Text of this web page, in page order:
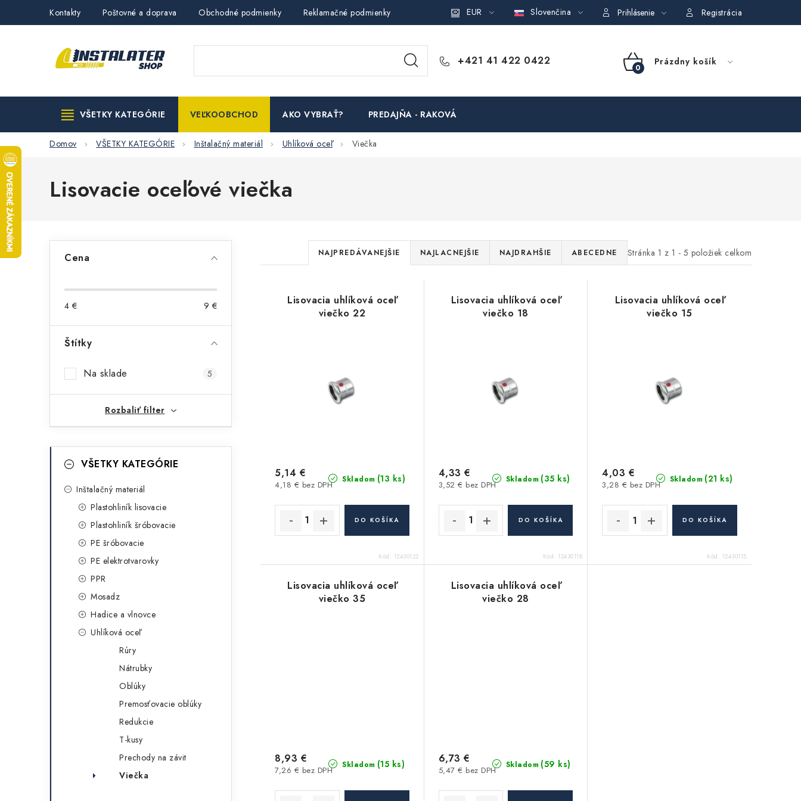
Kontakty Poštovné a doprava Obchodné podmienky Reklamačné podmienky Podmienky ochrany osobných údajov Obchodné podmienky požičovne náradia
EUR Slovenčina Prihlásenie Registrácia
+421 41 422 0422
NÁKUPNÝ
Prázdny košík
VŠETKY KATEGÓRIE VEĽKOOBCHOD AKO VYBRAŤ? PREDAJŇA - RAKOVÁ
Domov VŠETKY KATEGÓRIE Inštalačný materiál Uhlíková oceľ Viečka
Lisovacie oceľové viečka
n
a
e
l
Cena
4 € 9 €
Štítky
Na sklade 5
Rozbaliť filter
kategórieVŠETKY KATEGÓRIE
Inštalačný materiál
Plastohliník lisovacie
Plastohliník šróbovacie
PE šróbovacie
PE elektrotvarovky
PPR
Mosadz
Hadice a vlnovce
Uhlíková oceľ
Rúry
Nátrubky
Oblúky
Premosťovacie oblúky
Redukcie
T-kusy
Prechody na závit
Viečka
Stránka 1 z 1 - 5 položiek celkom
R
a
d
d
u
k
t
o
v
NAJPREDÁVANEJŠIE NAJLACNEJŠIE NAJDRAHŠIE ABECEDNE
Lisovacia uhlíková oceľ
viečko 22
Skladom (13 ks)
4,18 € bez DPH
5,14 €
DO KOŠÍKA
Kód: 12430122
Lisovacia uhlíková oceľ
viečko 18
Skladom (35 ks)
3,52 € bez DPH
4,33 €
DO KOŠÍKA
Kód: 12430118
Lisovacia uhlíková oceľ
viečko 15
Skladom (21 ks)
3,28 € bez DPH
4,03 €
DO KOŠÍKA
Kód: 12430115
Lisovacia uhlíková oceľ
viečko 35
Skladom (15 ks)
7,26 € bez DPH
8,93 €
Lisovacia uhlíková oceľ
viečko 28
Skladom (59 ks)
5,47 € bez DPH
6,73 €